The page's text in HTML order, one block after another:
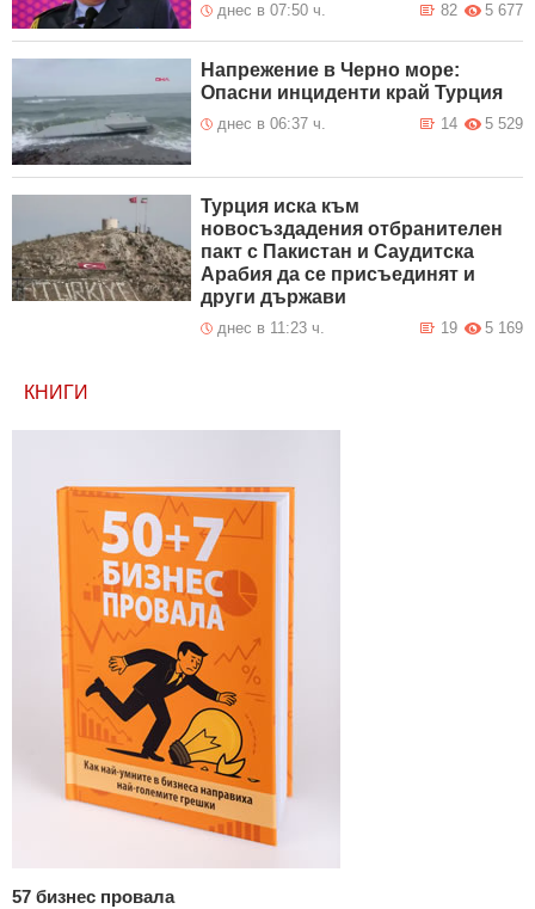
днес в 07:50 ч. 5 677
82
Напрежение в Черно море:
Опасни инциденти край Турция
днес в 06:37 ч. 5 529
14
Турция иска към
новосъздадения отбранителен
пакт с Пакистан и Саудитска
Арабия да се присъединят и
други държави
днес в 11:23 ч. 5 169
19
КНИГИ
57 бизнес провала